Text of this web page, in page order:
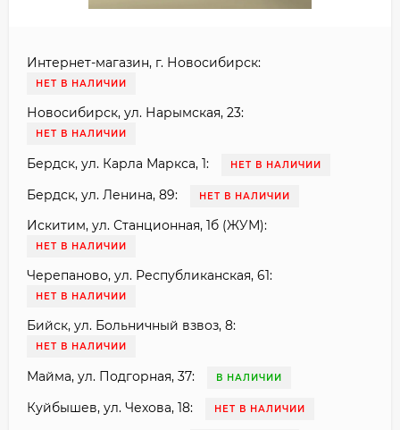
Интернет-магазин, г. Новосибирск:
НЕТ В НАЛИЧИИ
Новосибирск, ул. Нарымская, 23:
НЕТ В НАЛИЧИИ
Бердск, ул. Карла Маркса, 1: НЕТ В НАЛИЧИИ
Бердск, ул. Ленина, 89: НЕТ В НАЛИЧИИ
Искитим, ул. Станционная, 1б (ЖУМ):
НЕТ В НАЛИЧИИ
Черепаново, ул. Республиканская, 61:
НЕТ В НАЛИЧИИ
Бийск, ул. Больничный взвоз, 8:
НЕТ В НАЛИЧИИ
Майма, ул. Подгорная, 37: В НАЛИЧИИ
Куйбышев, ул. Чехова, 18: НЕТ В НАЛИЧИИ